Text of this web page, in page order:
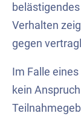
Verhalten
gegen
Im Falle
kein